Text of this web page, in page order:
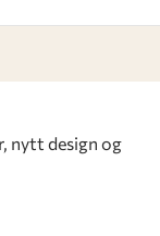
nytt design og